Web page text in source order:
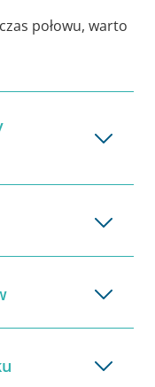
połowu, warto